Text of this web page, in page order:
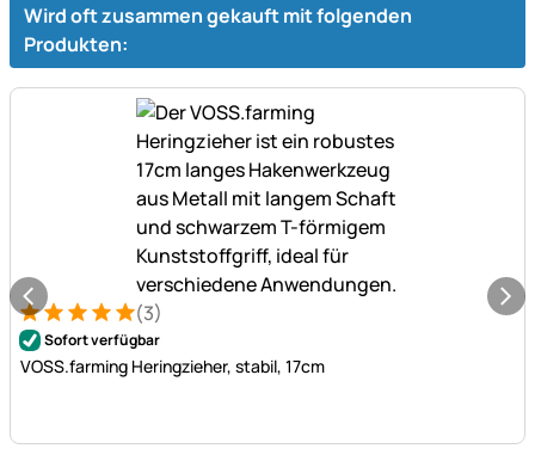
Wird oft zusammen gekauft mit folgenden
Produkten:
Bewertung: 5 von 5 (3 Bewertungen)
3 Bewertungen
(3)
Sofort verfügbar
VOSS.farming Heringzieher, stabil, 17cm